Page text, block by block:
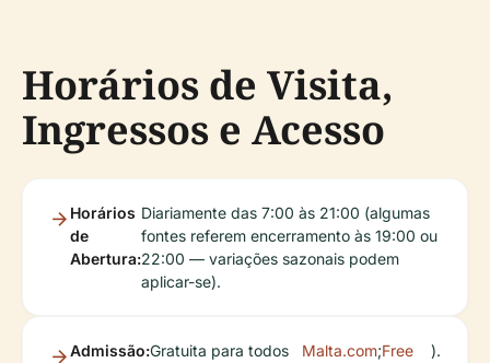
Horários de Visita,
Ingressos e Acesso
Horários
de
Abertura:
Diariamente das 7:00 às 21:00 (algumas
fontes referem encerramento às 19:00 ou
22:00 — variações sazonais podem
aplicar-se).
Admissão:Gratuita para todos
Malta.com;Free
).